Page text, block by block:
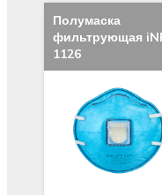
Полумаска
фильтрующая
1126